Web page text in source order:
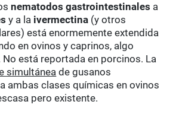
nematodos gastrointestinales a
y a la ivermectina (y otros
está enormemente extendida
en ovinos y caprinos, algo
está reportada en porcinos. La
simultánea de gusanos
ambas clases químicas en ovinos
pero existente.